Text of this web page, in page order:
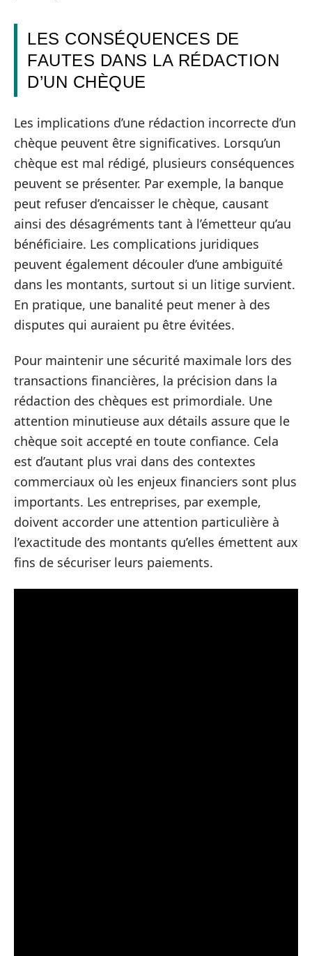
LES CONSÉQUENCES DE
FAUTES DANS LA RÉDACTION
D’UN CHÈQUE
Les implications d’une rédaction incorrecte d’un
chèque peuvent être significatives. Lorsqu’un
chèque est mal rédigé, plusieurs conséquences
peuvent se présenter. Par exemple, la banque
peut refuser d’encaisser le chèque, causant
ainsi des désagréments tant à l’émetteur qu’au
bénéficiaire. Les complications juridiques
peuvent également découler d’une ambiguïté
dans les montants, surtout si un litige survient.
En pratique, une banalité peut mener à des
disputes qui auraient pu être évitées.
Pour maintenir une sécurité maximale lors des
transactions financières, la précision dans la
rédaction des chèques est primordiale. Une
attention minutieuse aux détails assure que le
chèque soit accepté en toute confiance. Cela
est d’autant plus vrai dans des contextes
commerciaux où les enjeux financiers sont plus
importants. Les entreprises, par exemple,
doivent accorder une attention particulière à
l’exactitude des montants qu’elles émettent aux
fins de sécuriser leurs paiements.